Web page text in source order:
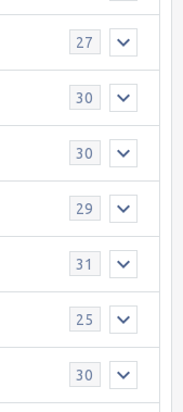
27
30
30
29
31
25
30